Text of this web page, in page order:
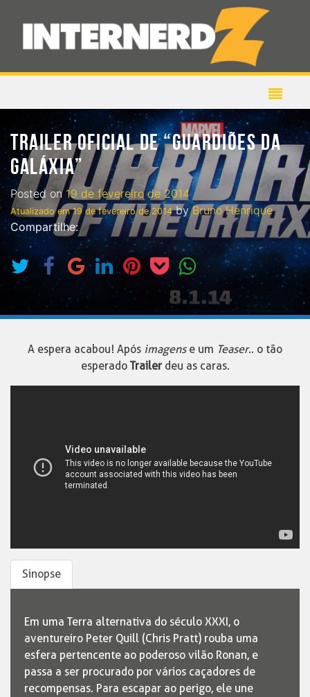
TRAILER OFICIAL DE “GUARDIÕES DA
GALÁXIA”
Posted on 19 de fevereiro de 2014
Atualizado em19 de fevereiro de 2014byBruno Henrique
Compartilhe:
A espera acabou! Após imagense um Teaser.. o tão
esperadoTrailerdeu as caras.
Sinopse
Em uma Terra alternativa do século XXXI, o
aventureiro Peter Quill (Chris Pratt) rouba uma
esfera pertencente ao poderoso vilão Ronan, e
passa a ser procurado por vários caçadores de
recompensas. Para escapar ao perigo, ele une